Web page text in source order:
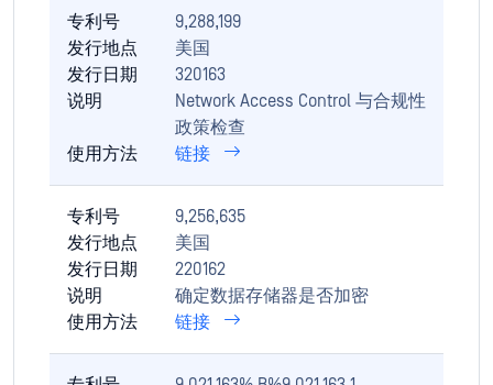
专利号
9,288,199
发行地点
美国
发行日期
320163
说明
Network Access Control 与合规性
政策检查
使用方法
链接
专利号
9,256,635
发行地点
美国
发行日期
220162
说明
确定数据存储器是否加密
使用方法
链接